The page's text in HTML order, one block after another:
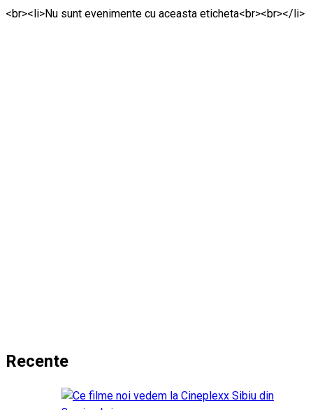
<br><li>Nu sunt evenimente cu aceasta eticheta<br><br></li>
Recente